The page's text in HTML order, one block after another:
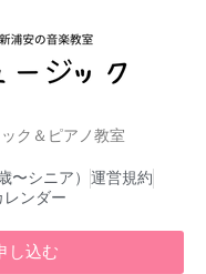
ク＆ピアノ教室
〜シニア） 運営規約
レンダー
し込む